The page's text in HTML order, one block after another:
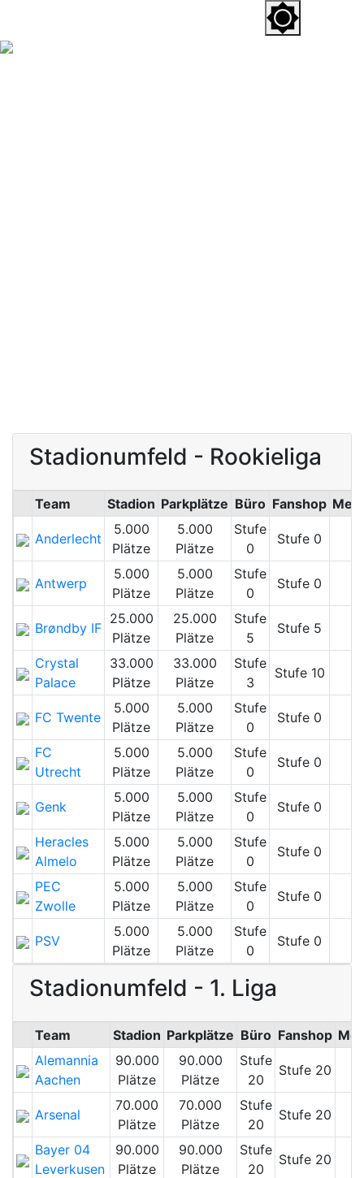
Stadionumfeld - Rookieliga
Team Stadion Parkplätze Büro Fanshop
Anderlecht
5.000
Plätze
5.000
Plätze
Stufe
0
Stufe 0
Antwerp
5.000
Plätze
5.000
Plätze
Stufe
0
Stufe 0
Brøndby IF
25.000
Plätze
25.000
Plätze
Stufe
5
Stufe 5
Crystal
Palace
33.000
Plätze
33.000
Plätze
Stufe
3
Stufe 10
FC Twente
5.000
Plätze
5.000
Plätze
Stufe
0
Stufe 0
FC
Utrecht
5.000
Plätze
5.000
Plätze
Stufe
0
Stufe 0
Genk
5.000
Plätze
5.000
Plätze
Stufe
0
Stufe 0
Heracles
Almelo
5.000
Plätze
5.000
Plätze
Stufe
0
Stufe 0
PEC
Zwolle
5.000
Plätze
5.000
Plätze
Stufe
0
Stufe 0
PSV
5.000
Plätze
5.000
Plätze
Stufe
0
Stufe 0
Stadionumfeld - 1. Liga
Team Stadion Parkplätze Büro Fanshop
Alemannia
Aachen
90.000
Plätze
90.000
Plätze
Stufe
20
Stufe 20
Arsenal
70.000
Plätze
70.000
Plätze
Stufe
20
Stufe 20
Bayer 04
Leverkusen
90.000
Plätze
90.000
Plätze
Stufe
20
Stufe 20